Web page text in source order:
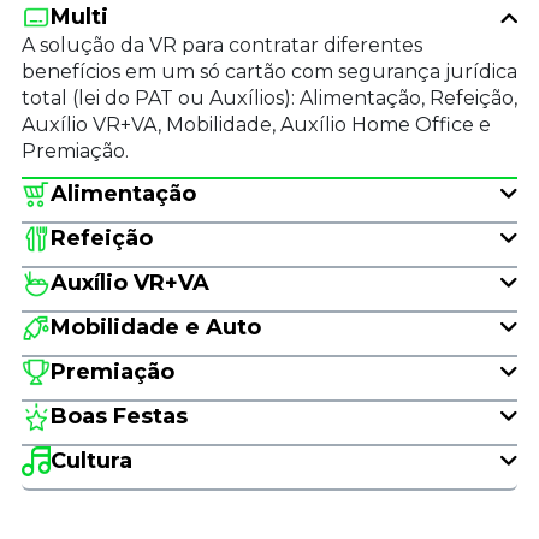
Multi
A solução da VR para contratar diferentes
benefícios em um só cartão com segurança jurídica
total (lei do PAT ou Auxílios): Alimentação, Refeição,
Auxílio VR+VA, Mobilidade, Auxílio Home Office e
Premiação.
Alimentação
Refeição
Auxílio VR+VA
Mobilidade e Auto
Premiação
Boas Festas
Cultura